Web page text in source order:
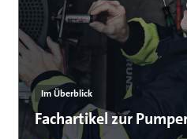
Im Überblick
Fachartikel zur